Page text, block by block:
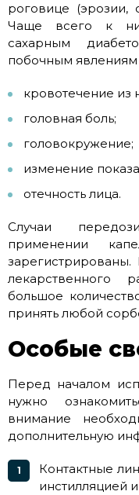
роговице (эрозии,
Чаще всего к
сахарным
побочным явлениям
кровотечение из
головная боль;
головокружение;
изменение
отечность лица.
Случаи
применении
лекарственного
большое
принять любой
Особые
Перед началом
нужно
внимание
дополнительную
Контактные
инстилляцией